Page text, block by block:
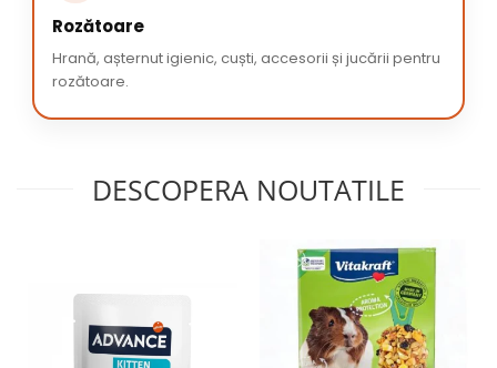
Rozătoare
Hrană, așternut igienic, cuști, accesorii și jucării pentru
rozătoare.
DESCOPERA NOUTATILE